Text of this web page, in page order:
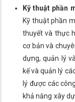
Kỹ thuật phần
Kỹ thuật phần
thuyết và thực
cơ bản và
dựng, quản lý
kế và quản lý
lý được các
khả năng xây